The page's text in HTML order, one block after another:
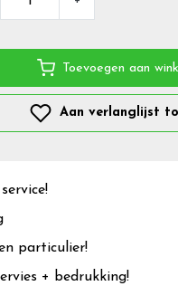
Toevoegen aan
Aan verlanglijst
particulier!
+ bedrukking!